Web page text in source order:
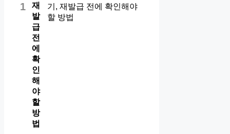
1
재
발
급
전
에
확
인
해
야
할
방
법